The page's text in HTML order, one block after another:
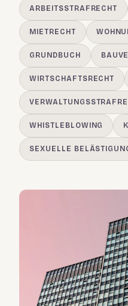
ARBEITSSTRAFRECHT
MIETRECHT
GRUNDBUCH
WIRTSCHAFTSRECHT
WHISTLEBLOWING
SEXUELLE